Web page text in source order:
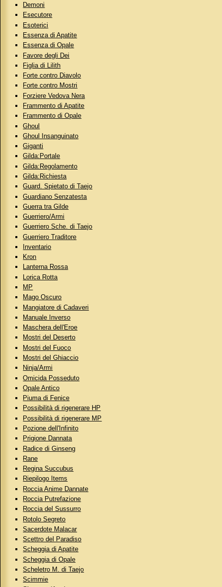
Demoni
Esecutore
Esoterici
Essenza di Apatite
Essenza di Opale
Favore degli Dei
Figlia di Lilith
Forte contro Diavolo
Forte contro Mostri
Forziere Vedova Nera
Frammento di Apatite
Frammento di Opale
Ghoul
Ghoul Insanguinato
Giganti
Gilda:Portale
Gilda:Regolamento
Gilda:Richiesta
Guard. Spietato di Taejo
Guardiano Senzatesta
Guerra tra Gilde
Guerriero/Armi
Guerriero Sche. di Taejo
Guerriero Traditore
Inventario
Kron
Lanterna Rossa
Lorica Rotta
MP
Mago Oscuro
Mangiatore di Cadaveri
Manuale Inverso
Maschera dell'Eroe
Mostri del Deserto
Mostri del Fuoco
Mostri del Ghiaccio
Ninja/Armi
Omicida Posseduto
Opale Antico
Piuma di Fenice
Possibilità di rigenerare HP
Possibilità di rigenerare MP
Pozione dell'Infinito
Prigione Dannata
Radice di Ginseng
Rane
Regina Succubus
Riepilogo Items
Roccia Anime Dannate
Roccia Putrefazione
Roccia del Sussurro
Rotolo Segreto
Sacerdote Malacar
Scettro del Paradiso
Scheggia di Apatite
Scheggia di Opale
Scheletro M. di Taejo
Scimmie